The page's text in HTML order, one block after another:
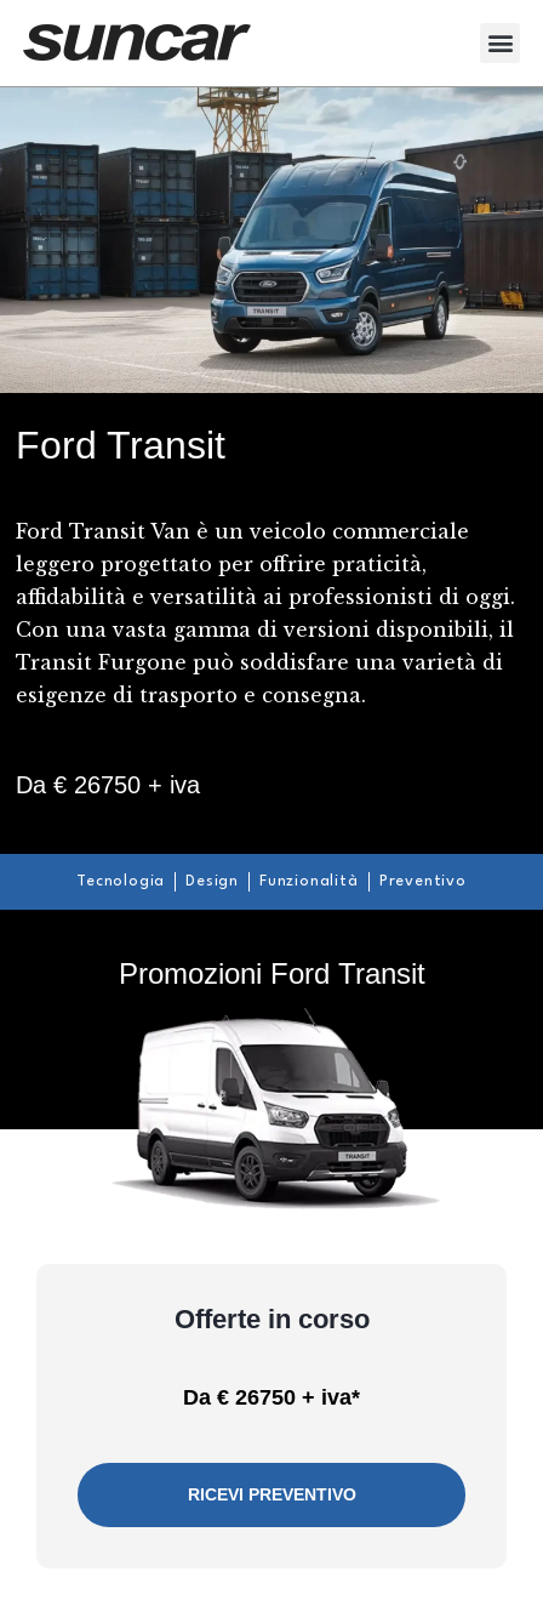
Ford Transit
Ford Transit Van è un veicolo commerciale
leggero progettato per offrire praticità,
affidabilità e versatilità ai professionisti di oggi.
Con una vasta gamma di versioni disponibili, il
Transit Furgone può soddisfare una varietà di
esigenze di trasporto e consegna.
Da € 26750 + iva
Tecnologia Design Funzionalità Preventivo
Promozioni Ford Transit
Offerte in corso
Da € 26750 + iva*
RICEVI PREVENTIVO